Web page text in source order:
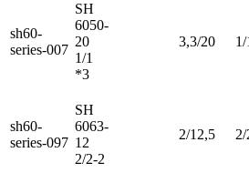
sh60-
series-007
SH
6050-
20
1/1
*3
3,3/20 1/
sh60-
series-097
SH
6063-
12
2/2-2
2/12,5